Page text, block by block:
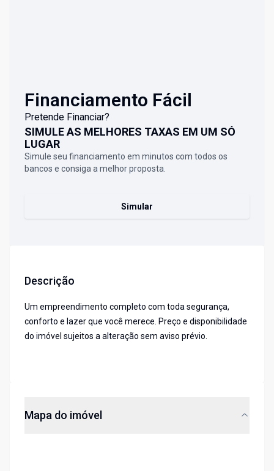
Financiamento Fácil
Pretende Financiar?
SIMULE AS MELHORES TAXAS EM UM SÓ
LUGAR
Simule seu financiamento em minutos com todos os
bancos e consiga a melhor proposta.
Simular
Descrição
Um empreendimento completo com toda segurança,
conforto e lazer que você merece. Preço e disponibilidade
do imóvel sujeitos a alteração sem aviso prévio.
Mapa do imóvel